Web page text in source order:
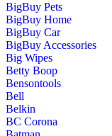
BigBuy Pets
BigBuy Home
BigBuy Car
BigBuy Accessories
Big Wipes
Betty Boop
Bensontools
Bell
Belkin
BC Corona